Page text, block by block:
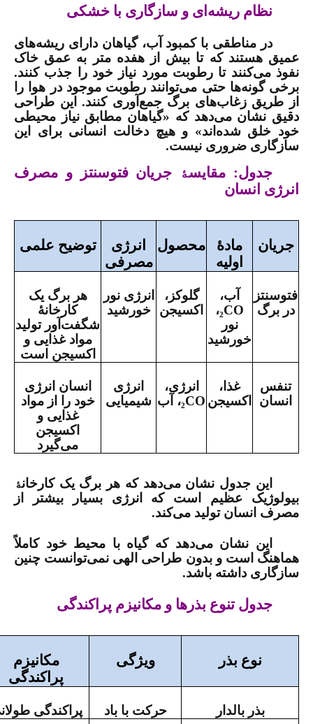
نظام ریشه‌ای و سازگاری با خشکی
در مناطقی با کمبود آب، گیاهان دارای ریشه‌های
عمیق هستند که تا بیش از هفده متر به عمق خاک
نفوذ می‌کنند تا رطوبت مورد نیاز خود را جذب کنند.
برخی گونه‌ها حتی می‌توانند رطوبت موجود در هوا را
از طریق زغاب‌های برگ جمع‌آوری کنند. این طراحی
دقیق نشان می‌دهد که «گیاهان مطابق نیاز محیطی
خود خلق شده‌اند» و هیچ دخالت انسانی برای این
سازگاری ضروری نیست.
جدول: مقایسۀ جریان فتوسنتز و مصرف
انرژی انسان
جریان
مادۀ
اولیه
محصول
انرژی
مصرفی
توضیح علمی
فتوسنتز
در برگ
آب،
CO
₂،
نور
خورشید
گلوکز،
اکسیجن
انرژی نور
خورشید
هر برگ یک
كارخانۀ
شگفت‌آور تولید
مواد غذایی و
اکسیجن است
تنفس
انسان
غذا،
اکسیجن
انرژی،
CO
₂، آب
انرژی
شیمیایی
انسان انرژی
خود را از مواد
غذایی و
اکسیجن
می‌گیرد
این جدول نشان می‌دهد که هر برگ یک کارخانۀ
بیولوژیک عظیم است که انرژی بسیار بیشتر از
مصرف انسان تولید می‌کند.
این نشان می‌دهد که گیاه با محیط خود کاملاً
هماهنگ است و بدون طراحی الهی نمی‌توانست چنین
سازگاری داشته باشد.
جدول تنوع بذرها و مکانیزم پراکندگی
نوع بذر ویژگی
مکانیزم
پراکندگی
بذر بال­دار حرکت با باد پراکندگی